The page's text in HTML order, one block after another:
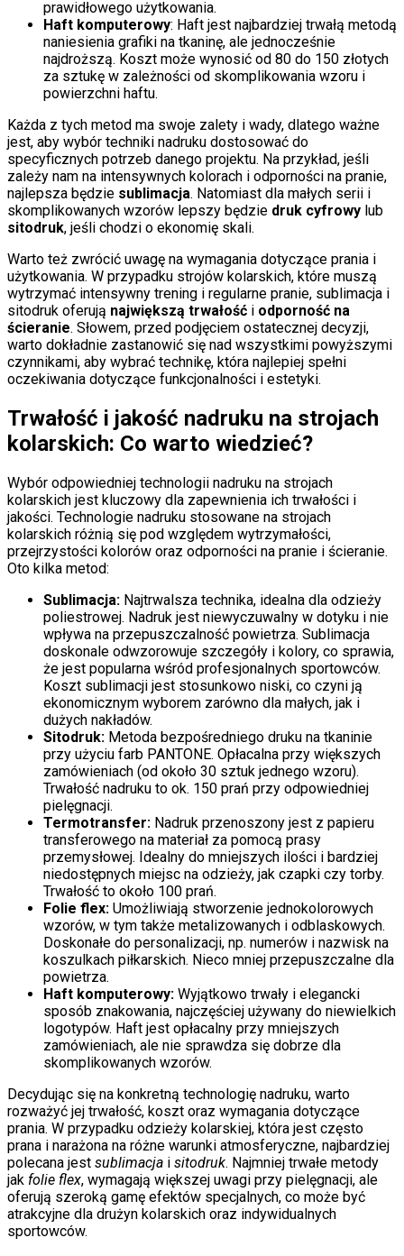
prawidłowego użytkowania.
Haft komputerowy: Haft jest najbardziej trwałą metodą
naniesienia grafiki na tkaninę, ale jednocześnie
najdroższą. Koszt może wynosić od 80 do 150 złotych
za sztukę w zależności od skomplikowania wzoru i
powierzchni haftu.
Każda z tych metod ma swoje zalety i wady, dlatego ważne
jest, aby wybór techniki nadruku dostosować do
specyficznych potrzeb danego projektu. Na przykład, jeśli
zależy nam na intensywnych kolorach i odporności na pranie,
najlepsza będzie sublimacja. Natomiast dla małych serii i
skomplikowanych wzorów lepszy będzie druk cyfrowy lub
sitodruk, jeśli chodzi o ekonomię skali.
Warto też zwrócić uwagę na wymagania dotyczące prania i
użytkowania. W przypadku strojów kolarskich, które muszą
wytrzymać intensywny trening i regularne pranie, sublimacja i
sitodruk oferują największą trwałość i odporność na
ścieranie. Słowem, przed podjęciem ostatecznej decyzji,
warto dokładnie zastanowić się nad wszystkimi powyższymi
czynnikami, aby wybrać technikę, która najlepiej spełni
oczekiwania dotyczące funkcjonalności i estetyki.
Trwałość i jakość nadruku na strojach
kolarskich: Co warto wiedzieć?
Wybór odpowiedniej technologii nadruku na strojach
kolarskich jest kluczowy dla zapewnienia ich trwałości i
jakości. Technologie nadruku stosowane na strojach
kolarskich różnią się pod względem wytrzymałości,
przejrzystości kolorów oraz odporności na pranie i ścieranie.
Oto kilka metod:
Sublimacja: Najtrwalsza technika, idealna dla odzieży
poliestrowej. Nadruk jest niewyczuwalny w dotyku i nie
wpływa na przepuszczalność powietrza. Sublimacja
doskonale odwzorowuje szczegóły i kolory, co sprawia,
że jest popularna wśród profesjonalnych sportowców.
Koszt sublimacji jest stosunkowo niski, co czyni ją
ekonomicznym wyborem zarówno dla małych, jak i
dużych nakładów.
Sitodruk: Metoda bezpośredniego druku na tkaninie
przy użyciu farb PANTONE. Opłacalna przy większych
zamówieniach (od około 30 sztuk jednego wzoru).
Trwałość nadruku to ok. 150 prań przy odpowiedniej
pielęgnacji.
Termotransfer: Nadruk przenoszony jest z papieru
transferowego na materiał za pomocą prasy
przemysłowej. Idealny do mniejszych ilości i bardziej
niedostępnych miejsc na odzieży, jak czapki czy torby.
Trwałość to około 100 prań.
Folie flex: Umożliwiają stworzenie jednokolorowych
wzorów, w tym także metalizowanych i odblaskowych.
Doskonałe do personalizacji, np. numerów i nazwisk na
koszulkach piłkarskich. Nieco mniej przepuszczalne dla
powietrza.
Haft komputerowy: Wyjątkowo trwały i elegancki
sposób znakowania, najczęściej używany do niewielkich
logotypów. Haft jest opłacalny przy mniejszych
zamówieniach, ale nie sprawdza się dobrze dla
skomplikowanych wzorów.
Decydując się na konkretną technologię nadruku, warto
rozważyć jej trwałość, koszt oraz wymagania dotyczące
prania. W przypadku odzieży kolarskiej, która jest często
prana i narażona na różne warunki atmosferyczne, najbardziej
polecana jest sublimacja i sitodruk. Najmniej trwałe metody
jak folie flex, wymagają większej uwagi przy pielęgnacji, ale
oferują szeroką gamę efektów specjalnych, co może być
atrakcyjne dla drużyn kolarskich oraz indywidualnych
sportowców.